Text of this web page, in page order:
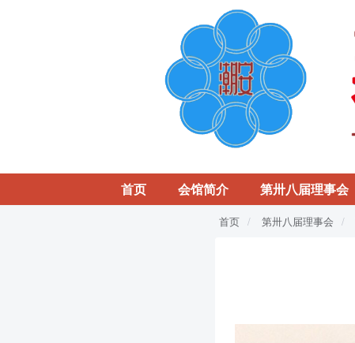
首页 会馆简介 第卅八届理事会
首页 第卅八届理事会